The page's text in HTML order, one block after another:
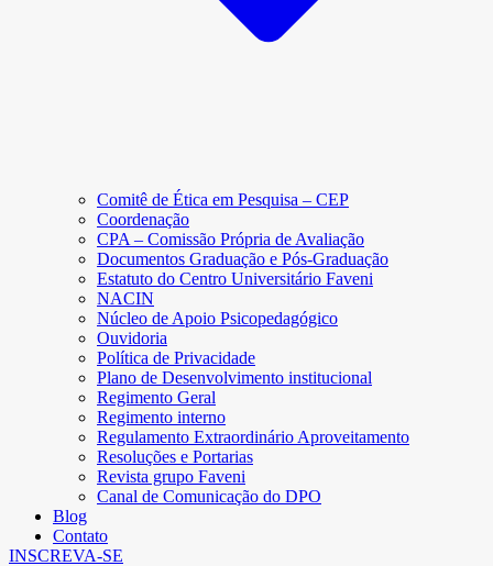
Comitê de Ética em Pesquisa – CEP
Coordenação
CPA – Comissão Própria de Avaliação
Documentos Graduação e Pós-Graduação
Estatuto do Centro Universitário Faveni
NACIN
Núcleo de Apoio Psicopedagógico
Ouvidoria
Política de Privacidade
Plano de Desenvolvimento institucional
Regimento Geral
Regimento interno
Regulamento Extraordinário Aproveitamento
Resoluções e Portarias
Revista grupo Faveni
Canal de Comunicação do DPO
Blog
Contato
INSCREVA-SE